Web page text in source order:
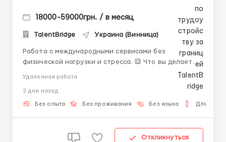
18000-59000грн. / в месяц
TalentBridge Украина (Винница)
Работа с международными сервисами без
физической нагрузки и стресса. 🔳 Что вы делаете: •
Общаетесь с пользователями в чатах; •
Своевременно отвечаете на входящие сообщения.
🔳 Что нужно иметь: • Компьютер; • Интернет без п...
Удаленная работа
2 дня назад
Без опыта Без проживания Без языка Для
Откликнуться